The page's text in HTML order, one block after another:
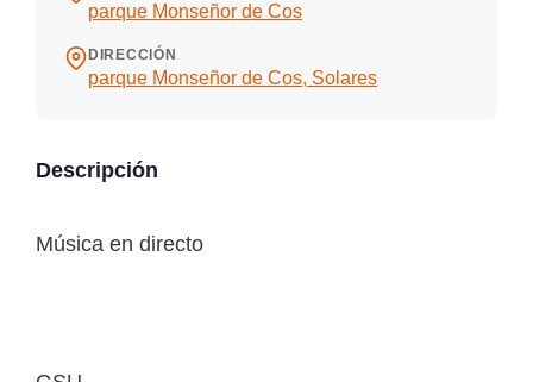
parque Monseñor de Cos
DIRECCIÓN
parque Monseñor de Cos, Solares
Descripción
Música en directo